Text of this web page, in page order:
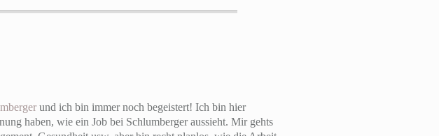
und ich bin immer noch begeistert! Ich bin hier
haben, wie ein Job bei Schlumberger aussieht. Mir gehts